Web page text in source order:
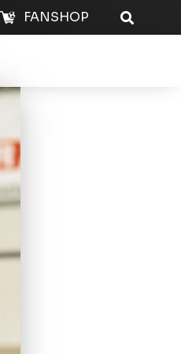
FANSHOP